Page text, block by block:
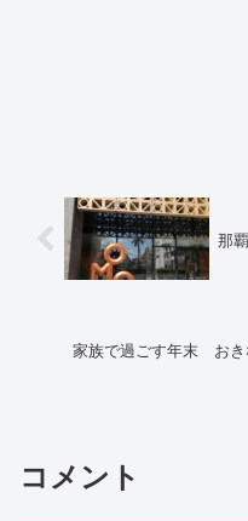
那
家族で過ごす年末 おき
コメント